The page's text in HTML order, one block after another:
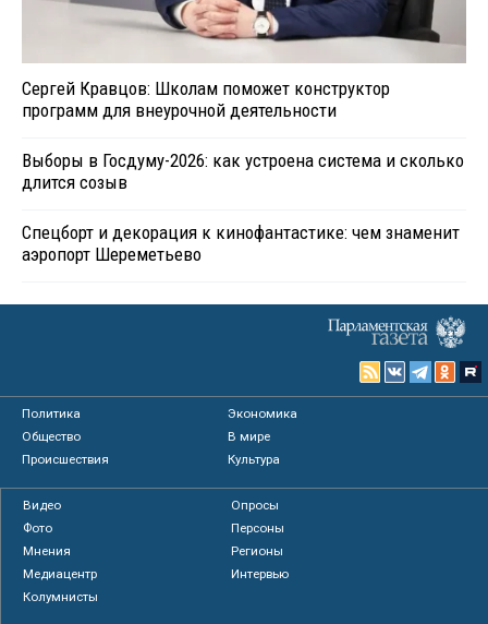
Сергей Кравцов: Школам поможет конструктор
программ для внеурочной деятельности
Выборы в Госдуму-2026: как устроена система и сколько
длится созыв
Спецборт и декорация к кинофантастике: чем знаменит
аэропорт Шереметьево
Политика
Экономика
Общество
В мире
Происшествия
Культура
Видео
Опросы
Фото
Персоны
Мнения
Регионы
Медиацентр
Интервью
Колумнисты